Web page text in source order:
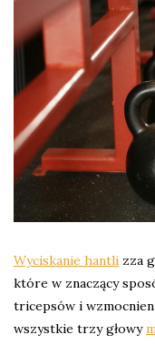
Wyciskanie hantli zza
które w znaczący
tricepsów i
wszystkie trzy głowy